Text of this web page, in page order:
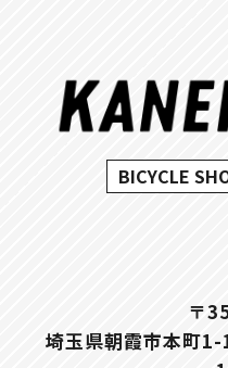
BICYCLE
〒
埼玉県朝霞市本町